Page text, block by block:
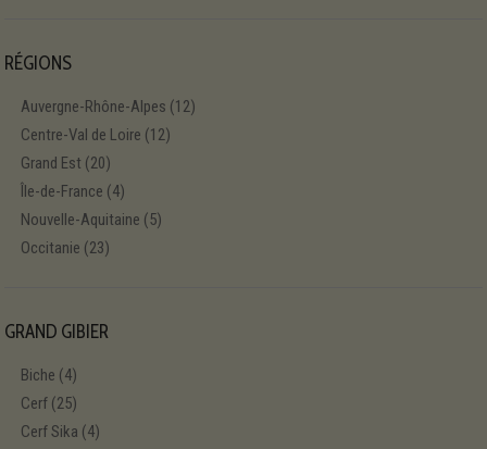
RÉGIONS
Auvergne-Rhône-Alpes (12)
Centre-Val de Loire (12)
Grand Est (20)
Île-de-France (4)
Nouvelle-Aquitaine (5)
Occitanie (23)
GRAND GIBIER
Biche (4)
Cerf (25)
Cerf Sika (4)